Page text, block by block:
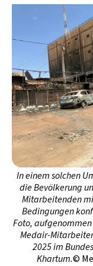
In einem solchen
die Bevölkerung
Mitarbeitenden
Bedingungen
Foto,
Medair-
2025 im
Khartum.©